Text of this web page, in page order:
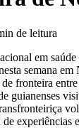
de leitura
em
semana
fronteira
guianenses
experiências